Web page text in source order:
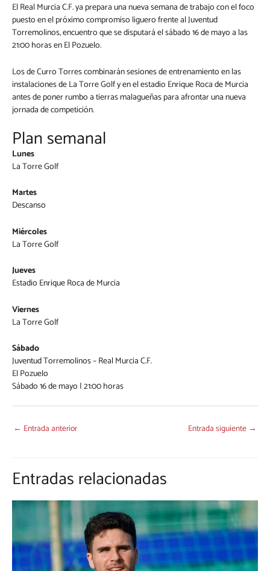
El Real Murcia C.F. ya prepara una nueva semana de trabajo con el foco
puesto en el próximo compromiso liguero frente al Juventud
Torremolinos, encuentro que se disputará el sábado 16 de mayo a las
21:00 horas en El Pozuelo.
Los de Curro Torres combinarán sesiones de entrenamiento en las
instalaciones de La Torre Golf y en el estadio Enrique Roca de Murcia
antes de poner rumbo a tierras malagueñas para afrontar una nueva
jornada de competición.
Plan semanal
Lunes
La Torre Golf
Martes
Descanso
Miércoles
La Torre Golf
Jueves
Estadio Enrique Roca de Murcia
Viernes
La Torre Golf
Sábado
Juventud Torremolinos – Real Murcia C.F.
El Pozuelo
Sábado 16 de mayo | 21:00 horas
← Entrada anterior Entrada siguiente →
Entradas relacionadas